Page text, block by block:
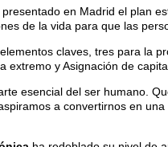
presentado en Madrid el plan
de la vida para que las
claves, tres para la
y Asignación de
esencial del ser humano.
a convertirnos en una